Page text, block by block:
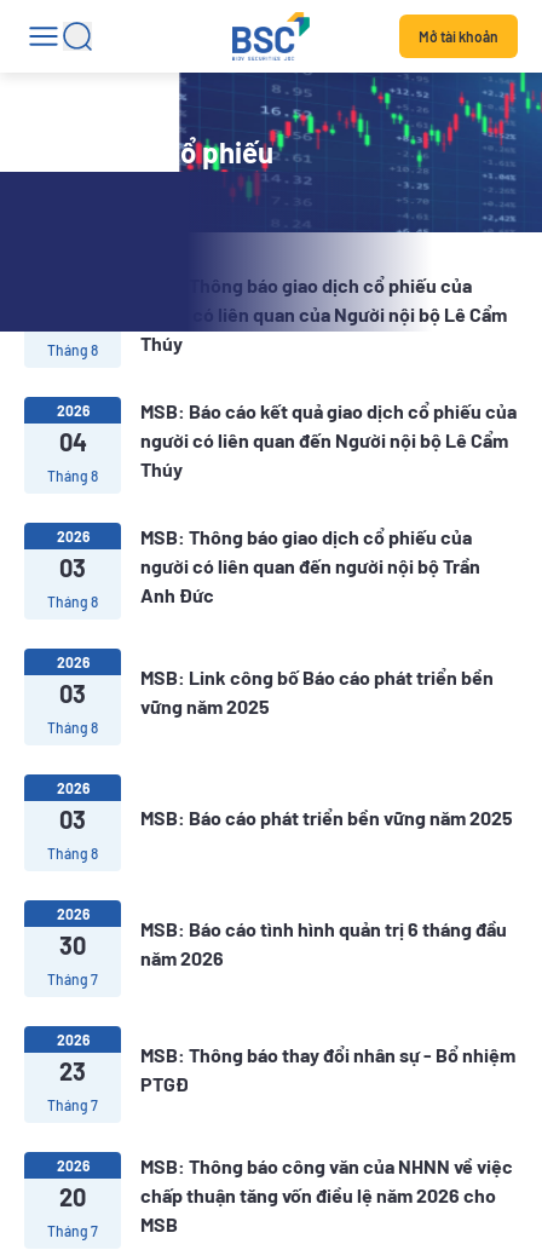
Mở tài khoản
Tin tức mã cổ phiếu
Tháng 8
MSB: Thông báo giao dịch cổ phiếu của
người có liên quan của Người nội bộ Lê Cẩm
Thúy
2026
04
Tháng 8
MSB: Báo cáo kết quả giao dịch cổ phiếu của
người có liên quan đến Người nội bộ Lê Cẩm
Thúy
2026
03
Tháng 8
MSB: Thông báo giao dịch cổ phiếu của
người có liên quan đến người nội bộ Trần
Anh Đức
2026
03
Tháng 8
MSB: Link công bố Báo cáo phát triển bền
vững năm 2025
2026
03
Tháng 8
MSB: Báo cáo phát triển bền vững năm 2025
2026
30
Tháng 7
MSB: Báo cáo tình hình quản trị 6 tháng đầu
năm 2026
2026
23
Tháng 7
MSB: Thông báo thay đổi nhân sự - Bổ nhiệm
PTGĐ
2026
20
Tháng 7
MSB: Thông báo công văn của NHNN về việc
chấp thuận tăng vốn điều lệ năm 2026 cho
MSB